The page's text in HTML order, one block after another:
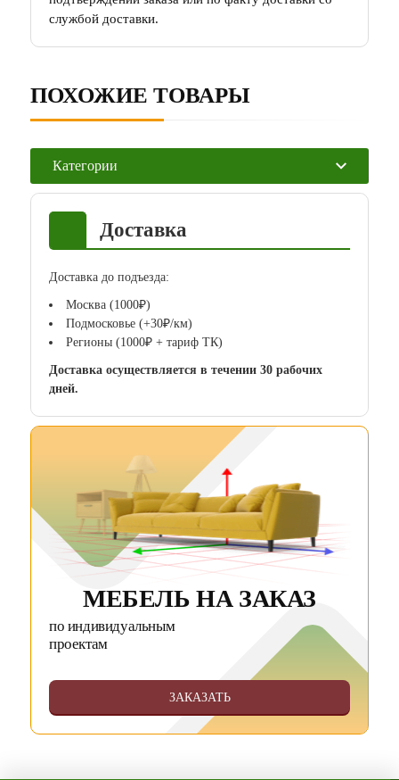
Категории
Доставка
Доставка до подъезда:
Москва (1000₽)
Подмосковье (+30₽/км)
Регионы (1000₽ + тариф ТК)
Доставка осуществляется в течении 30 рабочих
дней.
МЕБЕЛЬ НА ЗАКАЗ
по индивидуальным
проектам
ЗАКАЗАТЬ
службой доставки.
ПОХОЖИЕ ТОВАРЫ